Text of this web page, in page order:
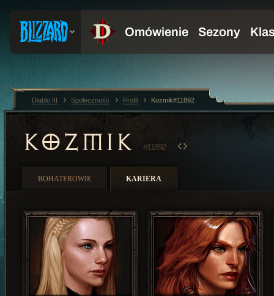
KOZMIK #11892
BOHATEROWIE KARIERA
Diablo III Społeczność Profil Kozmik#11892